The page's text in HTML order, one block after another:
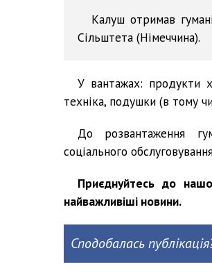
Калуш отримав
Сільштета (Німеччина).
У вантажах: продукти
техніка, подушки (в тому
До розвантаження
соціального
Приєднуйтесь до
найважливіші новини.
Сподобалась